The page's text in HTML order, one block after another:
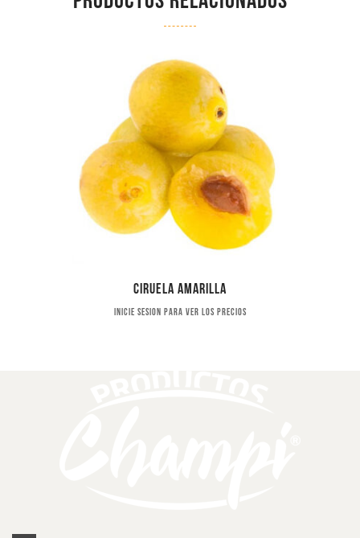
Ciruela amarilla
Inicie sesion para ver los precios